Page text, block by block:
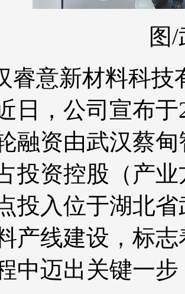
图
睿意新材料科技
日，公司宣布
融资由武汉蔡
投资控股（产
投入位于湖北
产线建设，标
中迈出关键一